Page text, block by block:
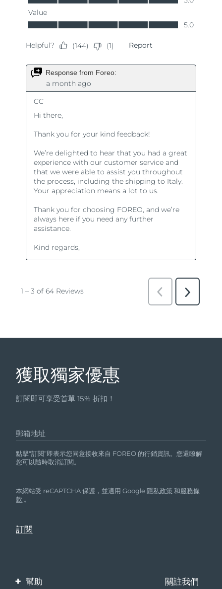
獲取獨家優惠
訂閱即可享受首單 15% 折扣！
郵箱地址
點擊“訂閱”即表示您同意接收來自 FOREO 的行銷資訊。您還瞭解
您可以隨時取消訂閱。
本網站受 reCAPTCHA 保護，並適用 Google隱私政策 和服務條
款 。
幫助 關註我們